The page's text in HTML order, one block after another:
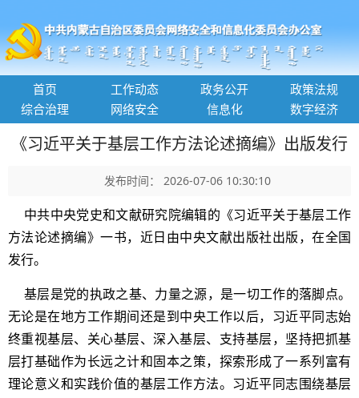
首页 工作动态 政务公开
政策法规
综合治理
网络安全 信息化 数字经济
《习近平关于基层工作方法论述摘编》出版发行
发布时间： 2026-07-06 10:30:10
中共中央党史和文献研究院编辑的《习近平关于基层工作
方法论述摘编》一书，近日由中央文献出版社出版，在全国
发行。
基层是党的执政之基、力量之源，是一切工作的落脚点。
无论是在地方工作期间还是到中央工作以后，习近平同志始
终重视基层、关心基层、深入基层、支持基层，坚持把抓基
层打基础作为长远之计和固本之策，探索形成了一系列富有
理论意义和实践价值的基层工作方法。习近平同志围绕基层